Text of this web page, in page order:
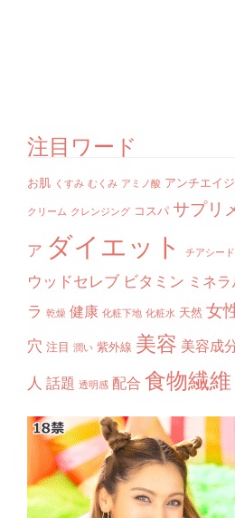
注目ワード
お肌 くすみ むくみ アミノ酸 アンチエイ
クリーム クレンジング コスパ サプリ
ア ダイエット チアシード
ウッドセレブ ビタミン ミネ
ラ 乾燥 健康 化粧下地 化粧水 天然 女
穴 注目 潤い 紫外線 美容 美容成
人 話題 透明感 配合 食物繊維